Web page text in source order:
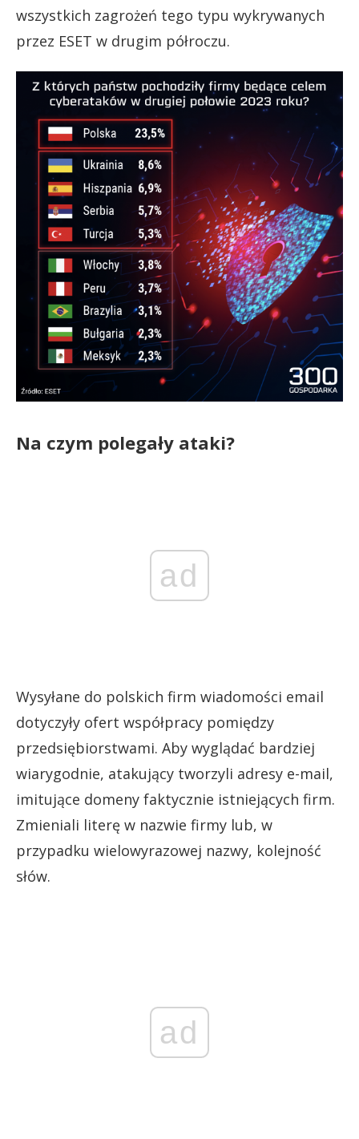
wszystkich zagrożeń tego typu wykrywanych
przez ESET w drugim półroczu.
Na czym polegały ataki?
ad
Wysyłane do polskich firm wiadomości email
dotyczyły ofert współpracy pomiędzy
przedsiębiorstwami. Aby wyglądać bardziej
wiarygodnie, atakujący tworzyli adresy e-mail,
imitujące domeny faktycznie istniejących firm.
Zmieniali literę w nazwie firmy lub, w
przypadku wielowyrazowej nazwy, kolejność
słów.
ad